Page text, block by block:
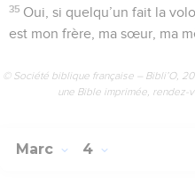
35 Oui, si quelqu’un fait la
est mon frère, ma sœur, ma
© Société biblique française – Bibli’O,
une Bible imprimée,
Marc 4